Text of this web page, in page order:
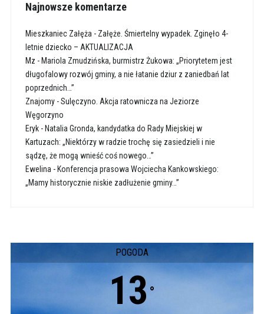
Najnowsze komentarze
Mieszkaniec Załęża - Załęże. Śmiertelny wypadek. Zginęło 4-
letnie dziecko – AKTUALIZACJA
Mz - Mariola Zmudzińska, burmistrz Żukowa: „Priorytetem jest
długofalowy rozwój gminy, a nie łatanie dziur z zaniedbań lat
poprzednich…”
Znajomy-Sulęczyno. Akcja ratownicza na Jeziorze
Węgorzyno
Eryk- Natalia Gronda, kandydatka do Rady Miejskiej w
Kartuzach: „Niektórzy w radzie trochę się zasiedzieli i nie
sądzę, że mogą wnieść coś nowego…”
Ewelina - Konferencja prasowa Wojciecha Kankowskiego:
„Mamy historycznie niskie zadłużenie gminy…”
POGODA
13 °